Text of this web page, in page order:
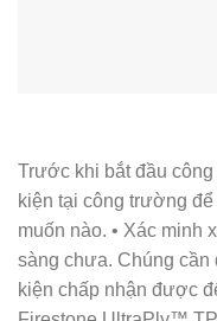
Trước khi bắt đầu
kiện tại công trường
muốn nào. • Xác minh
sàng chưa. Chúng
kiện chấp nhận được